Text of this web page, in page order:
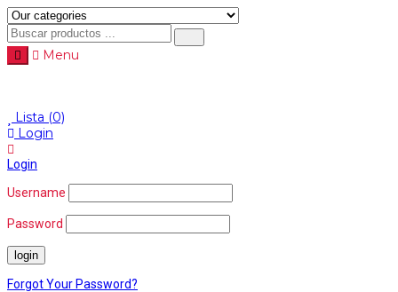
Menu
Lista (0)
Login
Login
Username
Password
Forgot Your Password?